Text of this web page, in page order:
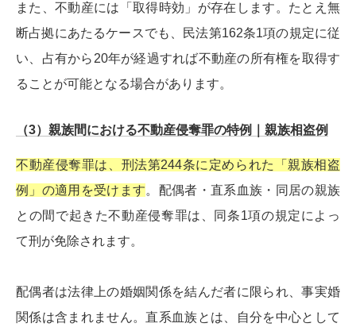
また、不動産には「取得時効」が存在します。たとえ無
断占拠にあたるケースでも、民法第162条1項の規定に従
い、占有から20年が経過すれば不動産の所有権を取得す
ることが可能となる場合があります。
（3）親族間における不動産侵奪罪の特例｜親族相盗例
不動産侵奪罪は、刑法第244条に定められた「親族相盗
例」の適用を受けます。配偶者・直系血族・同居の親族
との間で起きた不動産侵奪罪は、同条1項の規定によっ
て刑が免除されます。
配偶者は法律上の婚姻関係を結んだ者に限られ、事実婚
関係は含まれません。直系血族とは、自分を中心として